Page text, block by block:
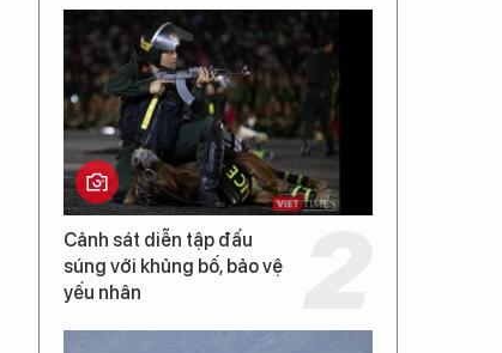
Cảnh sát diễn tập đấu
súng với khủng bố, bảo vệ
yếu nhân